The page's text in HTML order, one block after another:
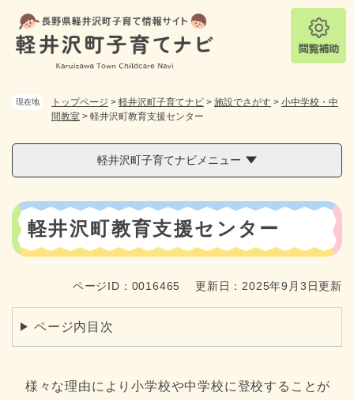
メニューを飛ばして本文へ
現在地 トップページ > 軽井沢町子育てナビ > 施設でさがす > 小中学校・中
間教室 > 軽井沢町教育支援センター
軽井沢町子育てナビメニュー
本
文 軽井沢町教育支援センター
ページID：0016465 更新日：2025年9月3日更新
ページ内目次
様々な理由により小学校や中学校に登校することが